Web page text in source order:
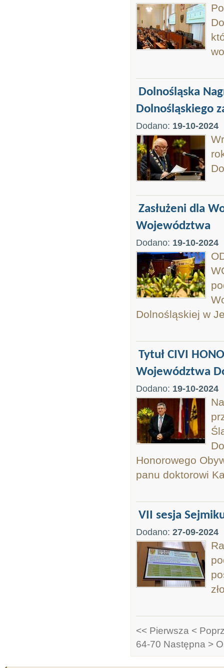
Dolnośląska
Dolnośląskiego
Dodano: 19-10-2024
Zasłużeni dla
Województwa
Dodano: 19-10-2024
Dolnośląskiej w
Tytuł CIVI
Województwa
Dodano: 19-10-2024
Honorowego
panu doktorowi
VII sesja
Dodano: 27-09-2024
<< Pierwsza <
64-70 Następna >